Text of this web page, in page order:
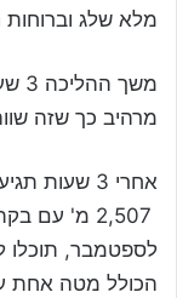
מלא שלג וברוחות
מרהיב כך שזה
אחרי 3
2,507 מ'
לספטמבר, תוכלו
הכולל מטה אחת ענקית עם 38